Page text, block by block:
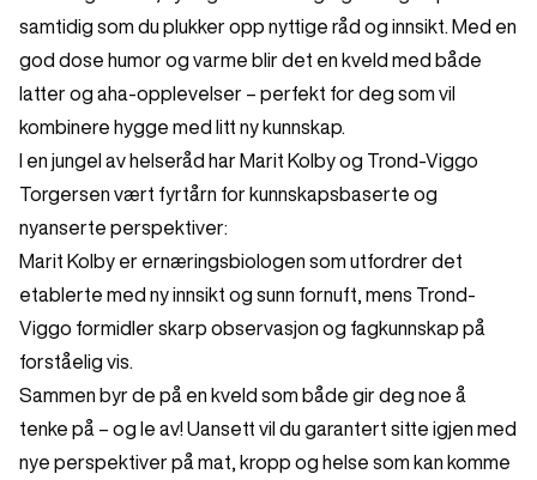
samtidig som du plukker opp nyttige råd og innsikt. Med en
god dose humor og varme blir det en kveld med både
latter og aha-opplevelser – perfekt for deg som vil
kombinere hygge med litt ny kunnskap.
I en jungel av helseråd har Marit Kolby og Trond-Viggo
Torgersen vært fyrtårn for kunnskapsbaserte og
nyanserte perspektiver:
Marit Kolby er ernæringsbiologen som utfordrer det
etablerte med ny innsikt og sunn fornuft, mens Trond-
Viggo formidler skarp observasjon og fagkunnskap på
forståelig vis.
Sammen byr de på en kveld som både gir deg noe å
tenke på – og le av! Uansett vil du garantert sitte igjen med
nye perspektiver på mat, kropp og helse som kan komme